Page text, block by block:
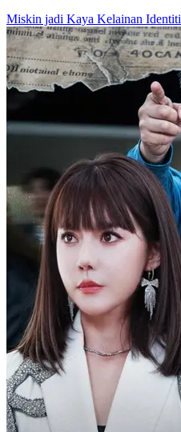
Miskin jadi Kaya Kelainan Identiti